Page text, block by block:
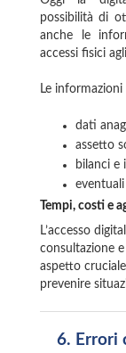
possibilità di
anche le
accessi fisici
Le
dati
assetto
bilanci e
Tempi, costi e
L’accesso
consultazione
aspetto
prevenire
6. Errori